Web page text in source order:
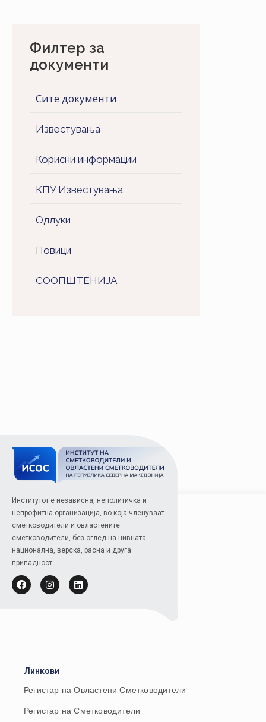
Филтер за
документи
Сите документи
Известувања
Корисни информации
КПУ Известувања
Одлуки
Повици
СООПШТЕНИJA
Институтот е независна, неполитичка и
непрофитна организација, во која членуваат
сметководители и овластените
сметководители, без оглед на нивната
национална, верска, расна и друга
припадност.
Линкови
Регистар на Овластени Сметководители
Регистар на Сметководители